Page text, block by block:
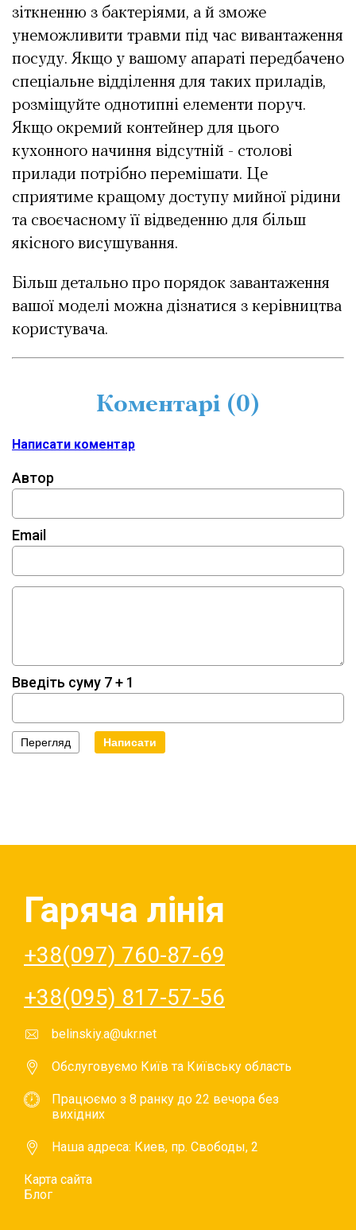
зіткненню з бактеріями, а й зможе
унеможливити травми під час вивантаження
посуду. Якщо у вашому апараті передбачено
спеціальне відділення для таких приладів,
розміщуйте однотипні елементи поруч.
Якщо окремий контейнер для цього
кухонного начиння відсутній - столові
прилади потрібно перемішати. Це
сприятиме кращому доступу мийної рідини
та своєчасному її відведенню для більш
якісного висушування.
Більш детально про порядок завантаження
вашої моделі можна дізнатися з керівництва
користувача.
Коментарі (0)
Написати коментар
Автор
Email
Введіть суму 7 + 1
Гаряча лінія
+38(097) 760-87-69
+38(095) 817-57-56
belinskiy.a@ukr.net
Обслуговуємо Київ та Київську область
Працюємо з 8 ранку до 22 вечора без
вихідних
Наша адреса: Киев, пр. Свободы, 2
Карта сайта
Блог